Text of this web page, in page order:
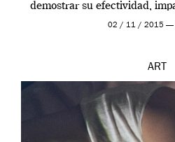
demostrar su efectividad,
prueba en el
02 / 11 / 2015 —
ART